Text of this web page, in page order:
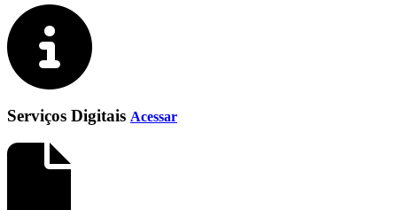
Serviços Digitais Acessar